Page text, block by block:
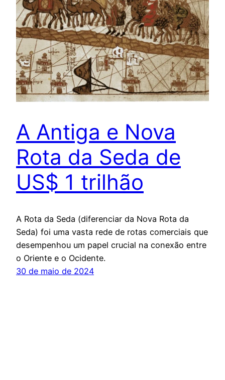
A Antiga e Nova
Rota da Seda de
US$ 1 trilhão
A Rota da Seda (diferenciar da Nova Rota da
Seda) foi uma vasta rede de rotas comerciais que
desempenhou um papel crucial na conexão entre
o Oriente e o Ocidente.
30 de maio de 2024